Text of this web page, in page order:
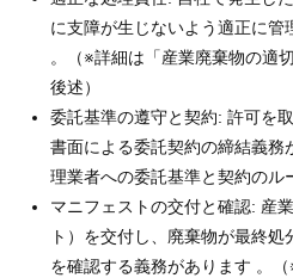
に支障が生じないよう適正に管
。（※詳細は「産業廃棄物の適
後述）
委託基準の遵守と契約: 許可を
書面による委託契約の締結義
理業者への委託基準と契約のル
マニフェストの交付と確認: 産
ト）を交付し、廃棄物が最終
を確認する義務があります 。